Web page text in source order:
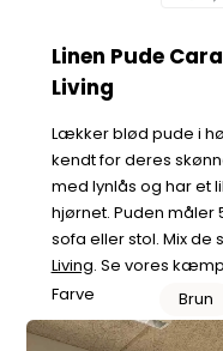
Linen Pude
Living
Lækker blød pude i
kendt for deres
med lynlås og har et
hjørnet. Puden måler
sofa eller stol. Mix de
Living. Se vores
Farve
Brun